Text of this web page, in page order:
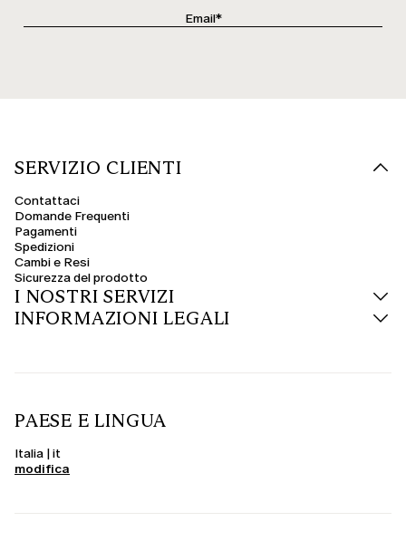
SERVIZIO CLIENTI
Contattaci
Domande Frequenti
Pagamenti
Spedizioni
Cambi e Resi
Sicurezza del prodotto
I NOSTRI SERVIZI
INFORMAZIONI LEGALI
PAESE E LINGUA
Italia | it
modifica